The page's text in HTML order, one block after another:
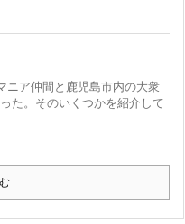
ニア仲間と鹿児島市内の大衆
た。そのいくつかを紹介して